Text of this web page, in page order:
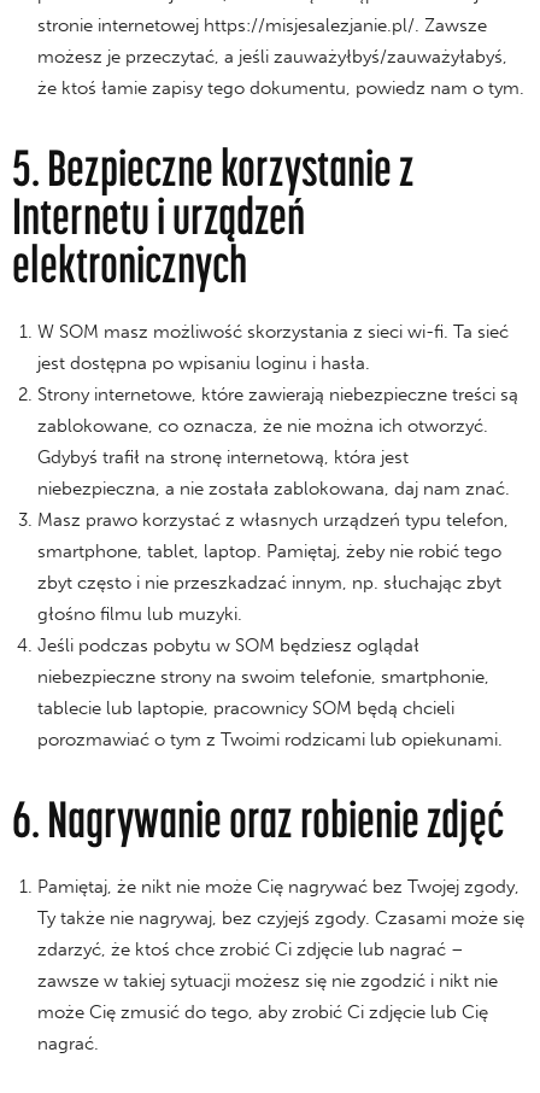
stronie internetowej https://misjesalezjanie.pl/. Zawsze
możesz je przeczytać, a jeśli zauważyłbyś/zauważyłabyś,
że ktoś łamie zapisy tego dokumentu, powiedz nam o tym.
5. Bezpieczne korzystanie z
Internetu i urządzeń
elektronicznych
W SOM masz możliwość skorzystania z sieci wi-fi. Ta sieć
jest dostępna po wpisaniu loginu i hasła.
Strony internetowe, które zawierają niebezpieczne treści są
zablokowane, co oznacza, że nie można ich otworzyć.
Gdybyś trafił na stronę internetową, która jest
niebezpieczna, a nie została zablokowana, daj nam znać.
Masz prawo korzystać z własnych urządzeń typu telefon,
smartphone, tablet, laptop. Pamiętaj, żeby nie robić tego
zbyt często i nie przeszkadzać innym, np. słuchając zbyt
głośno filmu lub muzyki.
Jeśli podczas pobytu w SOM będziesz oglądał
niebezpieczne strony na swoim telefonie, smartphonie,
tablecie lub laptopie, pracownicy SOM będą chcieli
porozmawiać o tym z Twoimi rodzicami lub opiekunami.
6. Nagrywanie oraz robienie zdjęć
Pamiętaj, że nikt nie może Cię nagrywać bez Twojej zgody,
Ty także nie nagrywaj, bez czyjejś zgody. Czasami może się
zdarzyć, że ktoś chce zrobić Ci zdjęcie lub nagrać –
zawsze w takiej sytuacji możesz się nie zgodzić i nikt nie
może Cię zmusić do tego, aby zrobić Ci zdjęcie lub Cię
nagrać.